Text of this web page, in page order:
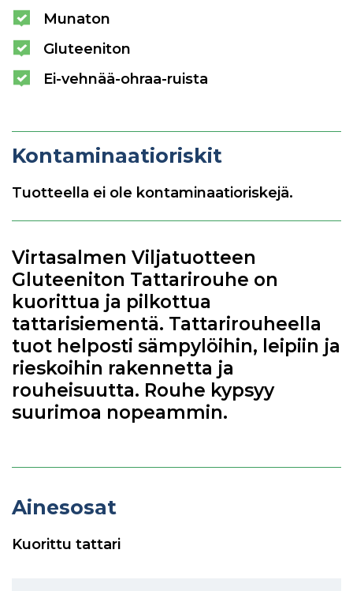
Munaton
Gluteeniton
Ei-vehnää-ohraa-ruista
Kontaminaatioriskit
Tuotteella ei ole kontaminaatioriskejä.
Virtasalmen Viljatuotteen
Gluteeniton Tattarirouhe on
kuorittua ja pilkottua
tattarisiementä. Tattarirouheella
tuot helposti sämpylöihin, leipiin ja
rieskoihin rakennetta ja
rouheisuutta. Rouhe kypsyy
suurimoa nopeammin.
Ainesosat
Kuorittu tattari